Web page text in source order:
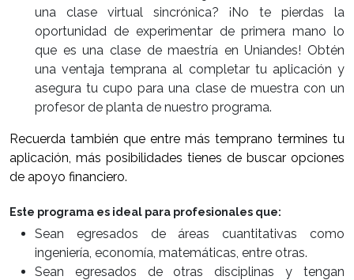
una clase virtual sincrónica? ¡No te pierdas la
oportunidad de experimentar de primera mano lo
que es una clase de maestría en Uniandes! Obtén
una ventaja temprana al completar tu aplicación y
asegura tu cupo para una clase de muestra con un
profesor de planta de nuestro programa.
Recuerda también que entre más temprano termines tu
aplicación, más posibilidades tienes de buscar opciones
de apoyo financiero.
Este programa es ideal para profesionales que:
Sean egresados de áreas cuantitativas como
ingeniería, economía, matemáticas, entre otras.
Sean egresados de otras disciplinas y tengan